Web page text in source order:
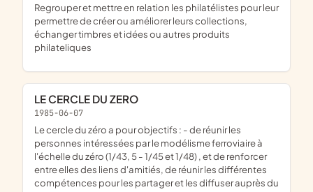
regrouper et mettre en relation les philatélistes pour leur
permettre de créer ou améliorer leurs collections,
échanger timbres et idées ou autres produits
philateliques
LE CERCLE DU ZERO
1985-06-07
le cercle du zéro a pour objectifs : - de réunir les
personnes intéressées par le modélisme ferroviaire à
l'échelle du zéro (1/43, 5 - 1/45 et 1/48) , et de renforcer
entre elles des liens d'amitiés, de réunir les différentes
compétences pour les partager et les diffuser auprès du